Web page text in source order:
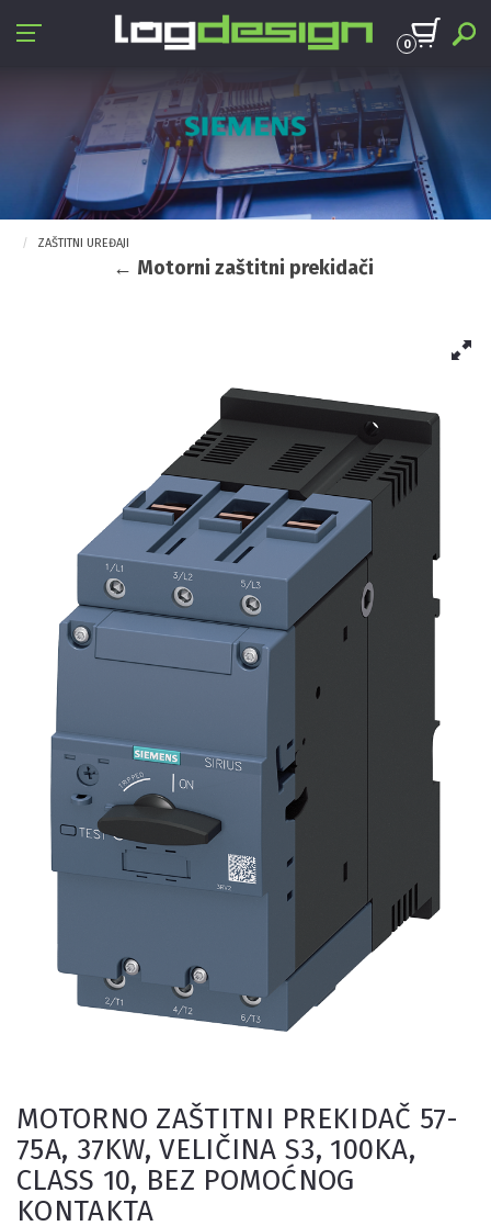
0
ZAŠTITNI UREĐAJI
← Motorni zaštitni prekidači
MOTORNO ZAŠTITNI PREKIDAČ 57-
75A, 37KW, VELIČINA S3, 100KA,
CLASS 10, BEZ POMOĆNOG
KONTAKTA